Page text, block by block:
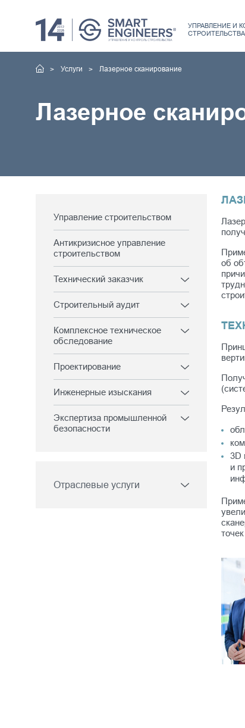
УПРАВЛЕНИЕ И
СТРОИТЕЛЬСТВА
Услуги Лазерное сканирование
Лазерное
Управление строительством
Антикризисное управление
строительством
Технический заказчик
Строительный аудит
Комплексное техническое
обследование
Проектирование
Инженерные изыскания
Экспертиза промышленной
безопасности
Отраслевые услуги
об
3D
и